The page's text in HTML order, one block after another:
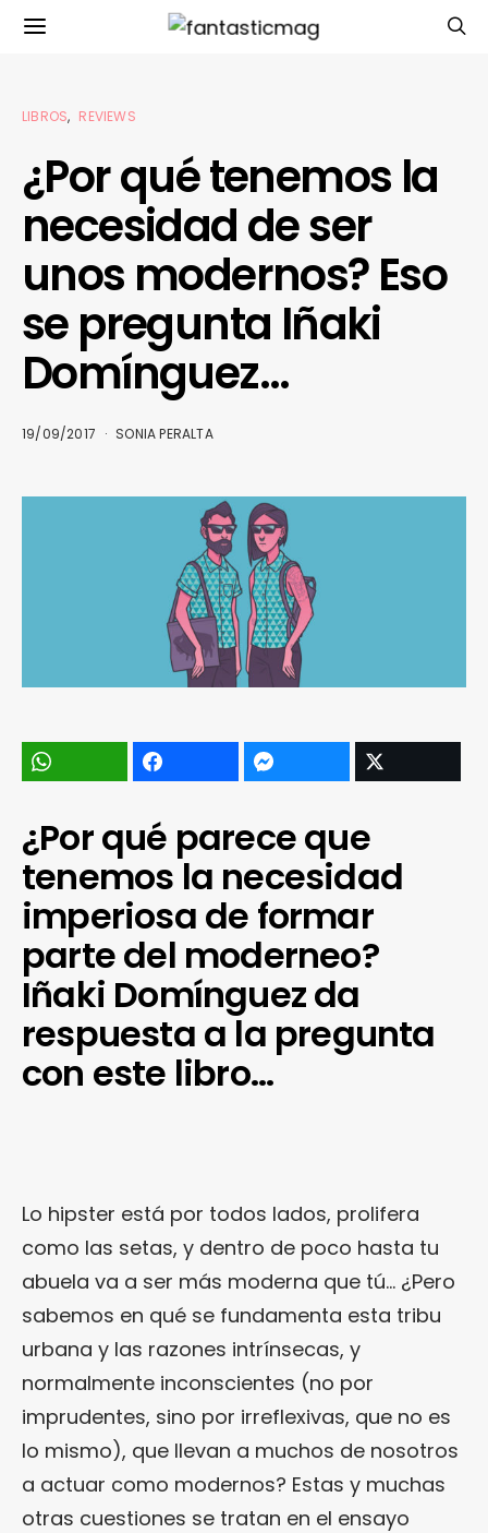
LIBROS REVIEWS
¿Por qué tenemos la
necesidad de ser
unos modernos? Eso
se pregunta Iñaki
Domínguez…
19/09/2017 SONIA PERALTA
¿Por qué parece que
tenemos la necesidad
imperiosa de formar
parte del moderneo?
Iñaki Domínguez da
respuesta a la pregunta
con este libro…
Lo hipster está por todos lados, prolifera
como las setas, y dentro de poco hasta tu
abuela va a ser más moderna que tú… ¿Pero
sabemos en qué se fundamenta esta tribu
urbana y las razones intrínsecas, y
normalmente inconscientes (no por
imprudentes, sino por irreflexivas, que no es
lo mismo), que llevan a muchos de nosotros
a actuar como modernos? Estas y muchas
otras cuestiones se tratan en el ensayo